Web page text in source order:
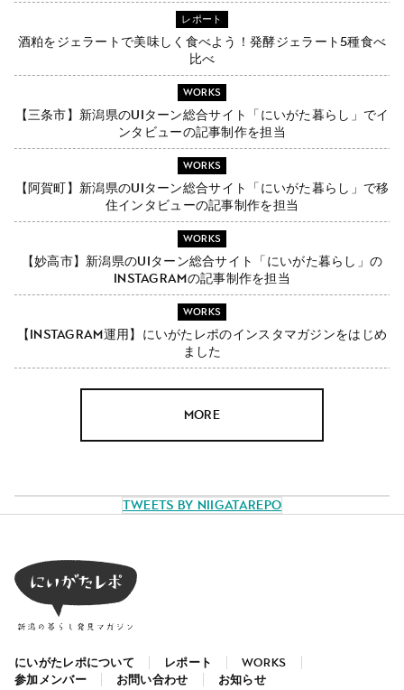
レポート
酒粕をジェラートで美味しく食べよう！発酵ジェラート5種食べ
比べ
WORKS
【三条市】新潟県のUIターン総合サイト「にいがた暮らし」でイ
ンタビューの記事制作を担当
WORKS
【阿賀町】新潟県のUIターン総合サイト「にいがた暮らし」で移
住インタビューの記事制作を担当
WORKS
【妙高市】新潟県のUIターン総合サイト「にいがた暮らし」の
Instagramの記事制作を担当
WORKS
【Instagram運用】にいがたレポのインスタマガジンをはじめ
ました
MORE
Tweets by NiigataRepo
にいがたレポについて レポート
WORKS
参加メンバー
お問い合わせ お知らせ